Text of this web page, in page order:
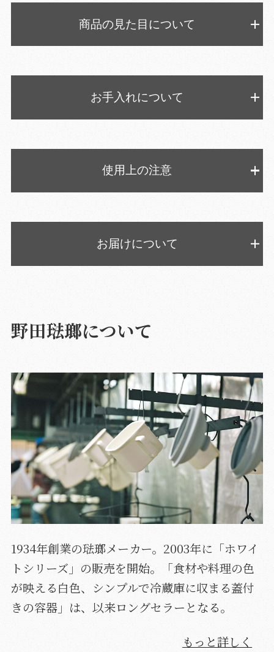
商品の見た目について
お手入れについて
使用上の注意
お届けについて
野田琺瑯について
1934年創業の琺瑯メーカー。2003年に「ホワイ
トシリーズ」の販売を開始。「食材や料理の色
が映える白色、シンプルで冷蔵庫に収まる蓋付
きの容器」は、以来ロングセラーとなる。
もっと詳しく